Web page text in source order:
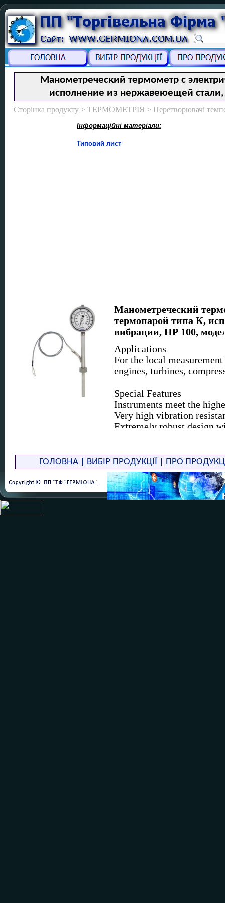
Манометреческий термометр с
исполнение из нержавеюещей
Сторінка продукту > ТЕРМОМЕТРІЯ > Перетворювачі
Інформаційні матеріали:
Типовий лист
Манометреческий
термопарой типа К,
вибрации, НР 100,
Applications
For the local
engines, turbines,
Special Features
Instruments meet the
Very high vibration
Extremely robust design
Description
This series of
vibrations occur. These
exposed to extremely
ГОЛОВНА| ВИБІР ПРОДУКЦІЇ ПРО